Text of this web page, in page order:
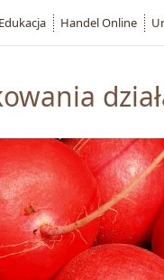
Edukacja Handel Online